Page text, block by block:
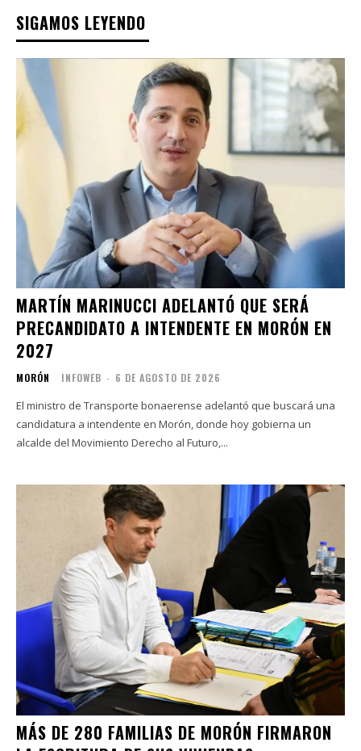
SIGAMOS LEYENDO
MARTÍN MARINUCCI ADELANTÓ QUE SERÁ
PRECANDIDATO A INTENDENTE EN MORÓN EN
2027
MORÓN INFOWEB - 6 DE AGOSTO DE 2026
El ministro de Transporte bonaerense adelantó que buscará una
candidatura a intendente en Morón, donde hoy gobierna un
alcalde del Movimiento Derecho al Futuro,...
MÁS DE 280 FAMILIAS DE MORÓN FIRMARON